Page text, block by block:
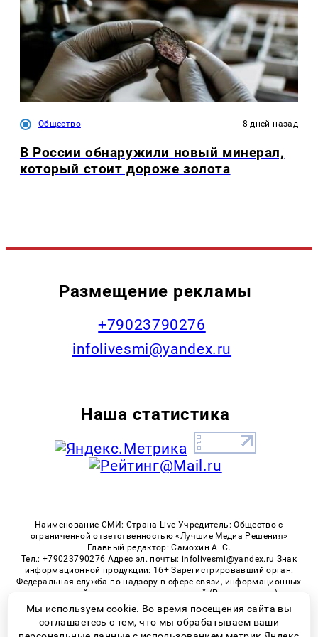
Общество 8 дней назад
В России обнаружили новый минерал,
который стоит дороже золота
Размещение рекламы
+79023790276
infolivesmi@yandex.ru
Наша статистика
Наименование СМИ: Страна Live Учредитель: Общество с
ограниченной ответственностью «Лучшие Медиа Решения»
Главный редактор: Самохин А. С.
Тел.: +79023790276 Адрес эл. почты: infolivesmi@yandex.ru Знак
информационной продукции: 16+ Зарегистрировавший орган:
Федеральная служба по надзору в сфере связи, информационных
технологий и массовых коммуникаций (Роскомнадзор)
Регистрационный номер СМИ ЭЛ № ФС 77 - 82538 от 21.01.2022
Мы используем cookie. Во время посещения сайта вы
соглашаетесь с тем, что мы обрабатываем ваши